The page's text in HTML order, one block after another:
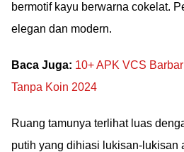
bermotif kayu berwarna cokelat.
elegan dan modern.
Baca Juga: 10+ APK VCS
Tanpa Koin 2024
Ruang tamunya terlihat luas
putih yang dihiasi lukisan-lukisan